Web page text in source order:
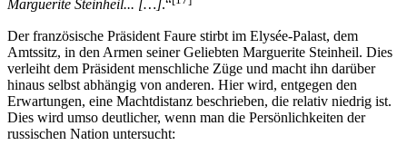
Marguerite Steinheil... […].“
Der französische Präsident Faure stirbt im Elysée-Palast, dem
Amtssitz, in den Armen seiner Geliebten Marguerite Steinheil. Dies
verleiht dem Präsident menschliche Züge und macht ihn darüber
hinaus selbst abhängig von anderen. Hier wird, entgegen den
Erwartungen, eine Machtdistanz beschrieben, die relativ niedrig ist.
Dies wird umso deutlicher, wenn man die Persönlichkeiten der
russischen Nation untersucht: